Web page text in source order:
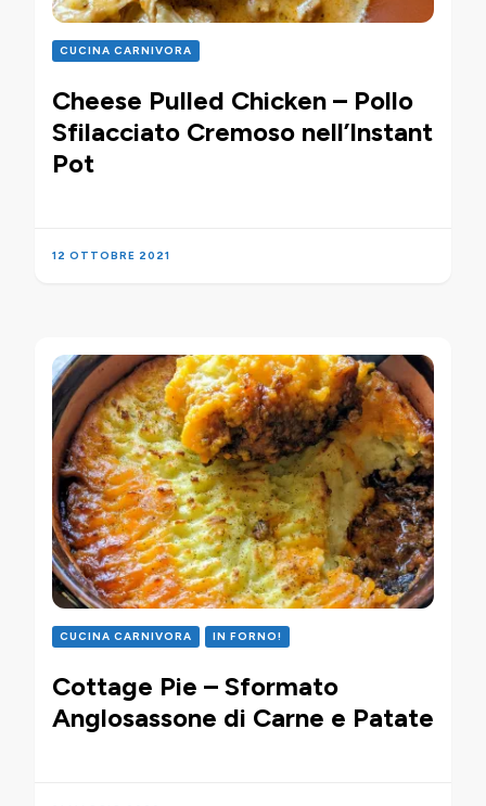
CUCINA CARNIVORA
Cheese Pulled Chicken – Pollo
Sfilacciato Cremoso nell’Instant
Pot
12 OTTOBRE 2021
CUCINA CARNIVORA IN FORNO!
Cottage Pie – Sformato
Anglosassone di Carne e Patate